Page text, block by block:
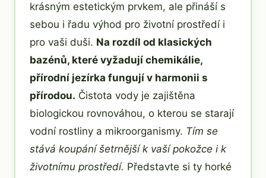
krásným estetickým prvkem, ale přináší s
sebou i řadu výhod pro životní prostředí i
pro vaši duši. Na rozdíl od klasických
bazénů, které vyžadují chemikálie,
přírodní jezírka fungují v harmonii s
přírodou. Čistota vody je zajištěna
biologickou rovnováhou, o kterou se starají
vodní rostliny a mikroorganismy. Tím se
stává koupání šetrnější k vaší pokožce i k
životnímu prostředí. Představte si ty horké